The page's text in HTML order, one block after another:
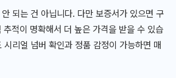
되는 건 아닙니다. 다만 보증서가 있으면 구
적이 명확해서 더 높은 가격을 받을 수 있습
시리얼 넘버 확인과 정품 감정이 가능하면 매